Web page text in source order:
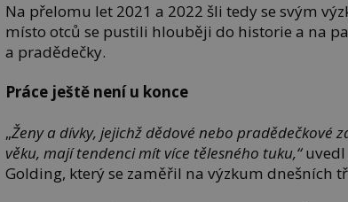
Na přelomu let 2021 a 2022 šli tedy se svým
místo otců se pustili hlouběji do historie a na
a pradědečky.
Práce ještě není u konce
„Ženy a dívky, jejichž dědové nebo pradědečkové
věku, mají tendenci mít více tělesného tuku,“uvedl
Golding, který se zaměřil na výzkum dnešních